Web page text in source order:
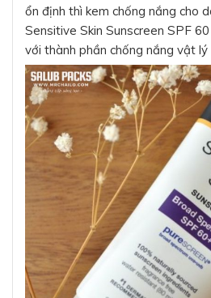
ổn định thì kem chống nắng cho
Sensitive Skin Sunscreen SPF
với thành phần chống nắng vật lý